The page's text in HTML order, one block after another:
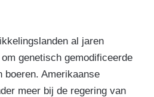
al jaren
genetisch gemodificeerde
boeren. Amerikaanse
meer bij de regering van